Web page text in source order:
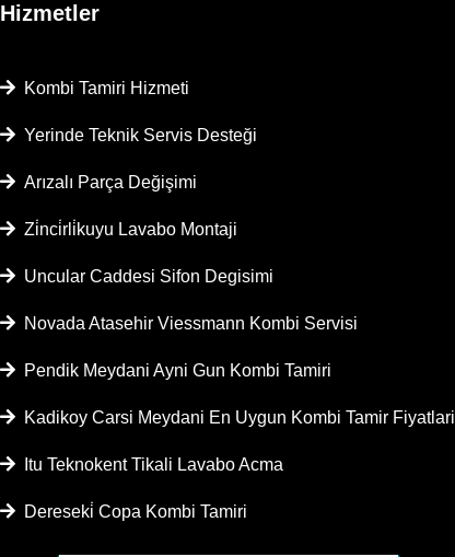
Hizmetler
Kombi Tamiri Hizmeti
Yerinde Teknik Servis Desteği
Arızalı Parça Değişimi
Zi̇nci̇rli̇kuyu Lavabo Montaji
Uncular Caddesi Sifon Degisimi
Novada Atasehir Viessmann Kombi Servisi
Pendik Meydani Ayni Gun Kombi Tamiri
Kadikoy Carsi Meydani En Uygun Kombi Tamir Fiyatlari
Itu Teknokent Tikali Lavabo Acma
Dereseki̇ Copa Kombi Tamiri